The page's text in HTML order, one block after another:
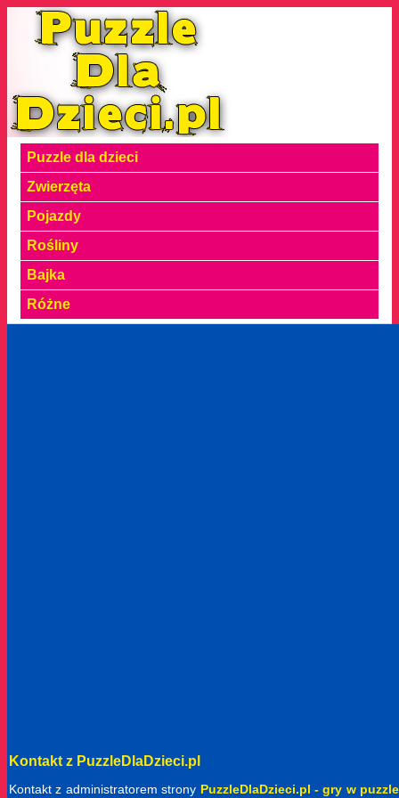
Puzzle dla dzieci
Zwierzęta
Pojazdy
Rośliny
Bajka
Różne
Kontakt z PuzzleDlaDzieci.pl
Kontakt z administratorem strony PuzzleDlaDzieci.pl - gry w puzzle